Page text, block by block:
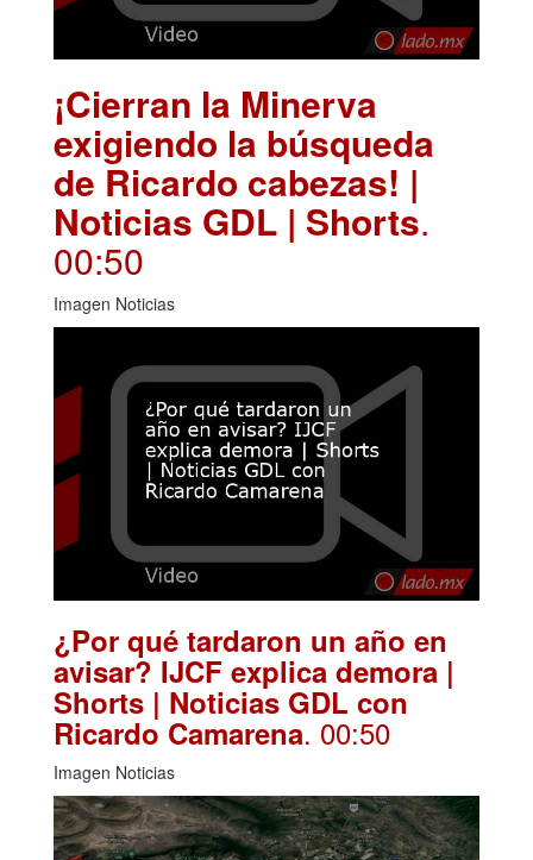
¡Cierran la Minerva
exigiendo la búsqueda
de Ricardo cabezas! |
Noticias GDL | Shorts.
00:50
Imagen Noticias
¿Por qué tardaron un año en
avisar? IJCF explica demora |
Shorts | Noticias GDL con
Ricardo Camarena. 00:50
Imagen Noticias